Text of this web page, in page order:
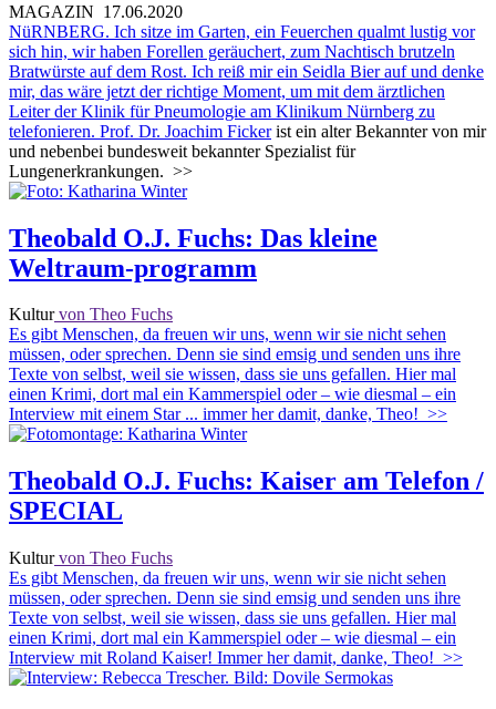
MAGAZIN 17.06.2020
NüRNBERG. Ich sitze im Garten, ein Feuerchen qualmt lustig vor
sich hin, wir haben Forellen geräuchert, zum Nachtisch brutzeln
Bratwürste auf dem Rost. Ich reiß mir ein Seidla Bier auf und denke
mir, das wäre jetzt der richtige Moment, um mit dem ärztlichen
Leiter der Klinik für Pneumologie am Klinikum Nürnberg zu
telefonieren. Prof. Dr. Joachim Fickerist ein alter Bekannter von mir
und nebenbei bundesweit bekannter Spezialist für
Lungenerkrankungen. >>
Theobald O.J. Fuchs: Das kleine
Weltraum-programm
Kulturvon Theo Fuchs
Es gibt Menschen, da freuen wir uns, wenn wir sie nicht sehen
müssen, oder sprechen. Denn sie sind emsig und senden uns ihre
Texte von selbst, weil sie wissen, dass sie uns gefallen. Hier mal
einen Krimi, dort mal ein Kammerspiel oder – wie diesmal – ein
Interview mit einem Star ... immer her damit, danke, Theo! >>
Theobald O.J. Fuchs: Kaiser am Telefon /
SPECIAL
Kulturvon Theo Fuchs
Es gibt Menschen, da freuen wir uns, wenn wir sie nicht sehen
müssen, oder sprechen. Denn sie sind emsig und senden uns ihre
Texte von selbst, weil sie wissen, dass sie uns gefallen. Hier mal
einen Krimi, dort mal ein Kammerspiel oder – wie diesmal – ein
Interview mit Roland Kaiser! Immer her damit, danke, Theo! >>